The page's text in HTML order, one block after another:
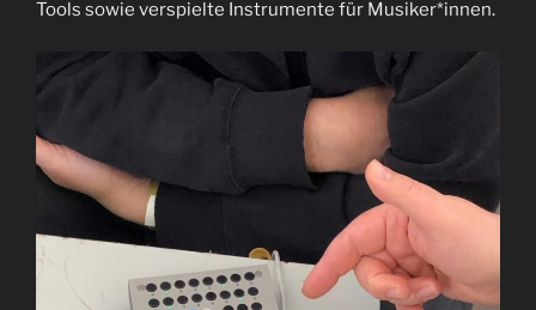
Tools sowie verspielte Instrumente für Musiker*innen.